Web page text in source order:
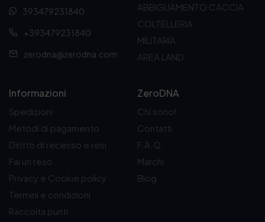
393479231840
+393479231840
zerodna@zerodna.com
ABBIGLIAMENTO CACCIA
COLTELLERIA
MILITARIA
AREA LAND
Informazioni
Spedizioni
Metodi di pagamento
Diritto di recesso e resi
Fai un reso
Privacy e Cookie policy
Termini e condizioni
Raccolta punti
ZeroDNA
Chi sono!
Contatti
F.A.Q.
Marchi
Blog